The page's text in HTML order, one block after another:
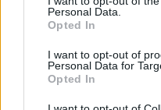
Personal Data.
Opted In
I want to opt-out of
Personal Data for
Opted In